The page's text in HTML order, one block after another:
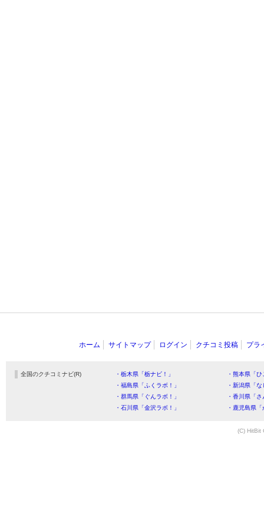
ホーム サイトマップ ログイン クチコミ投稿 プラ
全国のクチコミナビ(R) ・栃木県「栃ナビ！」
・熊本県「
・福島県「ふくラボ！」
・新潟県「
・群馬県「ぐんラボ！」
・香川県「
・石川県「金沢ラボ！」
・鹿児島県
(C) HitBit